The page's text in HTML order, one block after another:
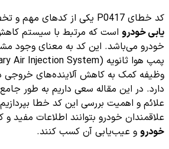
کد خطای P0417 یکی از کدهای مهم و تخصصی در حوزه
یابی خودرو است که مرتبط با سیستم کاهش
خودرو می‌باشد. این کد به معنای وجود
وظیفه کمک به کاهش آلاینده‌های خروجی
دارد. در این مقاله سعی داریم به طور
علائم و اهمیت بررسی این کد خطا بپردازیم
علاقمندان خودرو بتوانند اطلاعات مفید و
خودرو و عیب‌یابی آن کسب کنند.